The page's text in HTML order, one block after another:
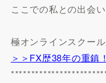
ここでの私との出会
極オンラインスクー
＞＞FX歴38年の重鎮